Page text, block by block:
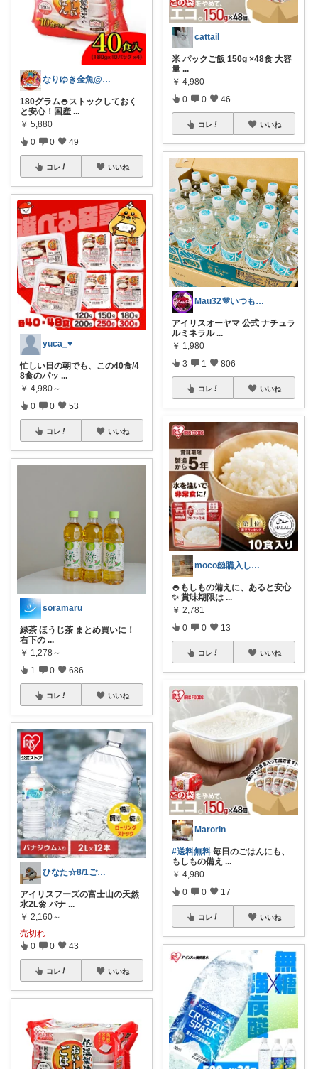
なりゆき金魚@生活はちょっとした工夫♪
180グラム🍚ストックしておく
と安心！国産 ...
￥ 5,880
0 0 49
コレ いいね
yuca_♥
忙しい日の朝でも、この40食/4
8食のパッ ...
￥ 4,980～
0 0 53
コレ いいね
soramaru
緑茶 ほうじ茶 まとめ買いに！
右下の ...
￥ 1,278～
1 0 686
コレ いいね
ひなた☆8/1ご購入感謝です❤️
アイリスフーズの富士山の天然
水2L🌼 バナ ...
￥ 2,160～
売切れ
0 0 43
コレ いいね
cattail
米 パックご飯 150g ×48食 大容
量 ...
￥ 4,980
0 0 46
コレ いいね
Mau32💜いつも有難うございます😊
アイリスオーヤマ 公式 ナチュラ
ルミネラル ...
￥ 1,980
3 1 806
コレ いいね
moco🐹購入して本当に良かった物💖
🍚もしもの備えに、あると安心
✨ 賞味期限は ...
￥ 2,781
0 0 13
コレ いいね
Marorin
#送料無料 毎日のごはんにも、
もしもの備え ...
￥ 4,980
0 0 17
コレ いいね